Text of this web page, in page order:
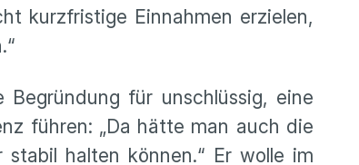
kurzfristige Einnahmen erzielen,
für unschlüssig, eine
führen: „Da hätte man auch die
halten können.“ Er wolle im